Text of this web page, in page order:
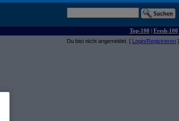
Top-100 | Fresh-100
Du bist nicht angemeldet. [ Login/Registrieren ]